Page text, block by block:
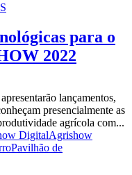
para o
2022
lançamentos,
presencialmente as
agrícola com...
DigitalAgrishow
Pavilhão de